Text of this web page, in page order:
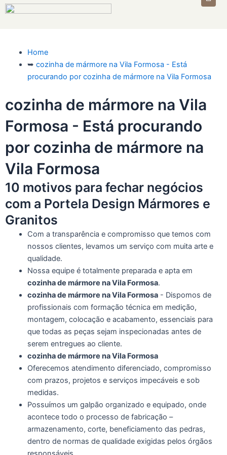
Home
➥ cozinha de mármore na Vila Formosa - Está
procurando por cozinha de mármore na Vila Formosa
cozinha de mármore na Vila
Formosa - Está procurando
por cozinha de mármore na
Vila Formosa
10 motivos para fechar negócios
com a Portela Design Mármores e
Granitos
Com a transparência e compromisso que temos com
nossos clientes, levamos um serviço com muita arte e
qualidade.
Nossa equipe é totalmente preparada e apta em
cozinha de mármore na Vila Formosa.
cozinha de mármore na Vila Formosa- Dispomos de
profissionais com formação técnica em medição,
montagem, colocação e acabamento, essenciais para
que todas as peças sejam inspecionadas antes de
serem entregues ao cliente.
cozinha de mármore na Vila Formosa
Oferecemos atendimento diferenciado, compromisso
com prazos, projetos e serviços impecáveis e sob
medidas.
Possuímos um galpão organizado e equipado, onde
acontece todo o processo de fabricação –
armazenamento, corte, beneficiamento das pedras,
dentro de normas de qualidade exigidas pelos órgãos